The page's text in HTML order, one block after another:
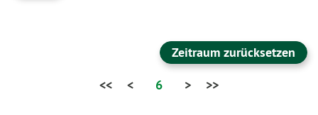
Zeitraum zurücksetzen
<<
< 6 > >>